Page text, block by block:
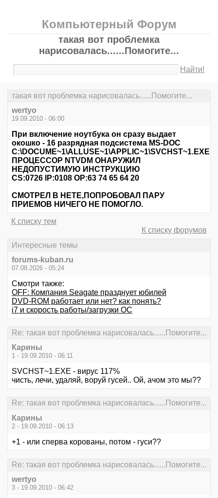
Компьютерный Форум
такая вот проблемка
нарисовалась......Помогите...
Найти!
такая вот проблемка нарисовалась......Помогите...
wertyo
19.09.2010 - 06:00
При включение ноутбука он сразу выдает
окошко - 16 разрядная подсистема MS-DOC
C:\DOCUME~1\ALLUSE~1\APPLIC~1\SVCHST~1.EXE
ПРОЦЕССОР NTVDM ОНАРУЖИЛ
НЕДОПУСТИМУЮ ИНСТРУКЦИЮ
CS:0726 IP:0108 OP:63 74 65 64 20
СМОТРЕЛ В НЕТЕ,ПОПРОБОВАЛ ПАРУ
ПРИЕМОВ НИЧЕГО НЕ ПОМОГЛО.
К списку тем
К списку форумов
Интересные темы
forums-kuban.ru
07.08.2026 - 05:24
Смотри также:
OFF: Компания Seagate празднует юбилей
DVD-ROM работает или нет? как понять?
i7 и скорость работы/загрузки ОС
Re: такая вот проблемка нарисовалась......Помогите...
Карины
1 - 19.09.2010 - 06:11
SVCHST~1.EXE - вирус 117%
чисть, лечи, удаляй, воруй гусей.. Ой, ачом это мы??
Re: такая вот проблемка нарисовалась......Помогите...
Карины
2 - 19.09.2010 - 06:13
+1 - или сперва корованы, потом - гуси??
Re: такая вот проблемка нарисовалась......Помогите...
wertyo
3 - 19.09.2010 - 06:42